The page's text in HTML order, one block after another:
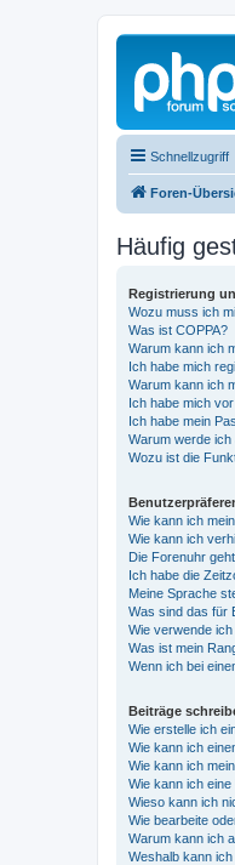
Schnellzugriff
Foren-
Häufig
Registrierung
Wozu muss ich
Was ist COPPA?
Warum kann ich
Ich habe mich
Warum kann ich
Ich habe mich
Ich habe mein
Warum werde
Wozu ist die
Wie kann ich
Wie kann ich
Die Forenuhr
Ich habe die
Meine Sprache
Was sind das für
Wie verwende
Was ist mein
Wenn ich bei
Beiträge
Wie erstelle ich
Wie kann ich
Wie kann ich
Wie kann ich
Wieso kann ich
Wie bearbeite
Warum kann ich
Weshalb kann